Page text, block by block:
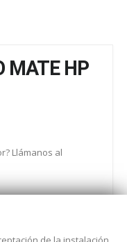
MATE HP
Llámanos al